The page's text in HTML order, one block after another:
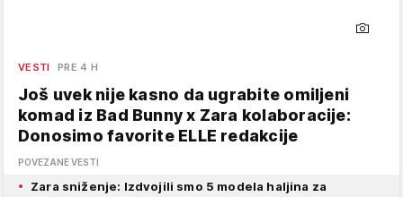
VESTI PRE 4 H
Još uvek nije kasno da ugrabite omiljeni
komad iz Bad Bunny x Zara kolaboracije:
Donosimo favorite ELLE redakcije
POVEZANE VESTI
Zara sniženje: Izdvojili smo 5 modela haljina za